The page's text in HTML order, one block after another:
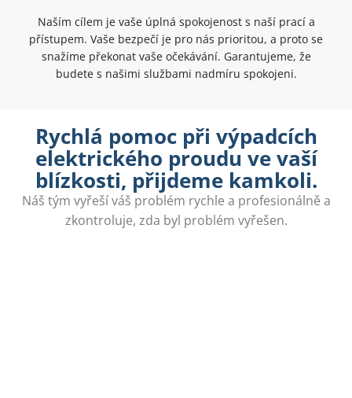
Naším cílem je vaše úplná spokojenost s naší prací a
přístupem. Vaše bezpečí je pro nás prioritou, a proto se
snažíme překonat vaše očekávání. Garantujeme, že
budete s našimi službami nadmíru spokojeni.
Rychlá pomoc při výpadcích
elektrického proudu ve vaší
blízkosti, přijdeme kamkoli.
Náš tým vyřeší váš problém rychle a profesionálně a
zkontroluje, zda byl problém vyřešen.